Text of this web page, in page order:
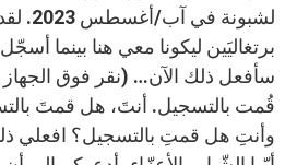
لشبونة
برتغاليَين ليكونا معي هنا بينما
سأفعل ذلك الآن… (نقر فوق الجهاز
قُمت بالتسجيل. أنتَ، هل قمتَ
وأنتِ هل قمتِ بالتسجيل؟ افعلي